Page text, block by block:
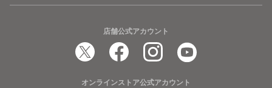
店舗公式アカウント
オンラインストア公式アカウント